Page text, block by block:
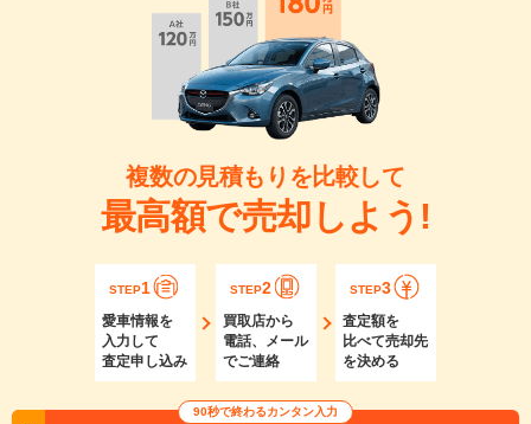
複数の見積もりを比較して
最高額で売却しよう!
STEP1
愛車情報を
入力して
査定申し込み
STEP2
買取店から
電話、メール
でご連絡
STEP3
査定額を
比べて売却先
を決める
90秒で終わるカンタン入力